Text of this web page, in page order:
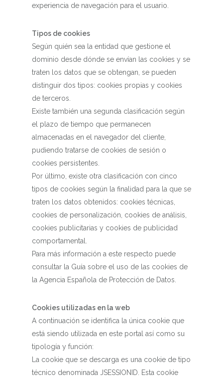
experiencia de navegación para el usuario.
Tipos de cookies
Según quién sea la entidad que gestione el
dominio desde dónde se envían las cookies y se
traten los datos que se obtengan, se pueden
distinguir dos tipos: cookies propias y cookies
de terceros.
Existe también una segunda clasificación según
el plazo de tiempo que permanecen
almacenadas en el navegador del cliente,
pudiendo tratarse de cookies de sesión o
cookies persistentes.
Por último, existe otra clasificación con cinco
tipos de cookies según la finalidad para la que se
traten los datos obtenidos: cookies técnicas,
cookies de personalización, cookies de análisis,
cookies publicitarias y cookies de publicidad
comportamental.
Para más información a este respecto puede
consultar la Guía sobre el uso de las cookies de
la Agencia Española de Protección de Datos.
Cookies utilizadas en la web
A continuación se identifica la única cookie que
está siendo utilizada en este portal así como su
tipología y función:
La cookie que se descarga es una cookie de tipo
técnico denominada JSESSIONID. Esta cookie